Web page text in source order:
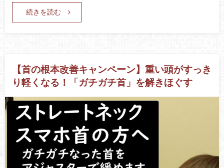
続きを読む
【首の根本改善キャンペーン】重い頭がすっき
り軽くなる！「ガチガチ首」を解きほぐす